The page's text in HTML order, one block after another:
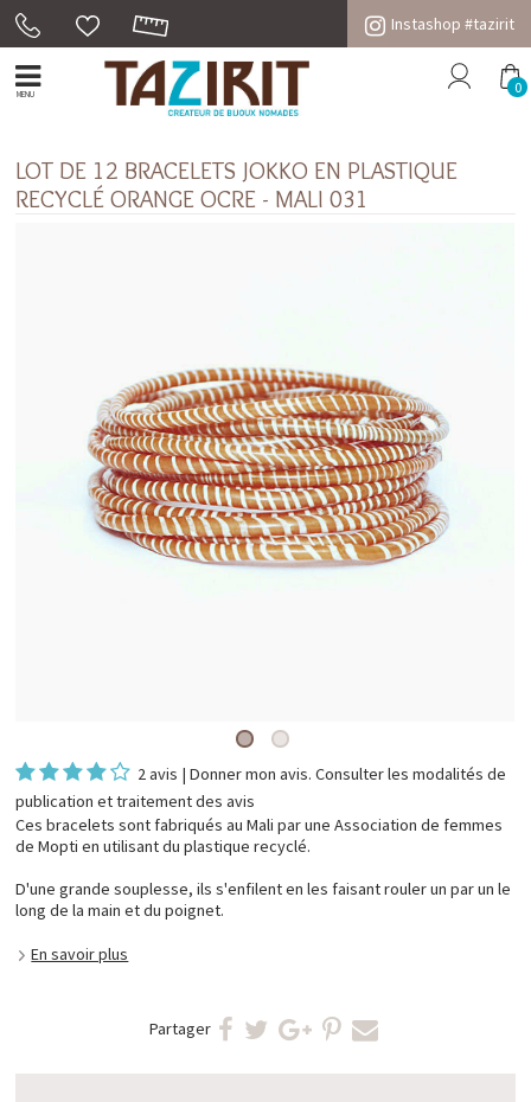
Instashop #tazirit
MENU 0
LOT DE 12 BRACELETS JOKKO EN PLASTIQUE
RECYCLÉ ORANGE OCRE - MALI 031
2 avis |Donner mon avis. Consulter lesmodalités de
publication et traitement des avis
Ces bracelets sont fabriqués au Mali par une Association de femmes
de Mopti en utilisant du plastique recyclé.
D'une grande souplesse, ils s'enfilent en les faisant rouler un par un le
long de la main et du poignet.
En savoir plus
Partager